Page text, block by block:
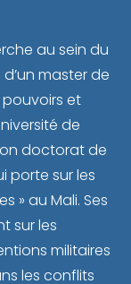
au sein du
d’un master de
et
de
doctorat de
porte sur les
» au Mali. Ses
sur les
militaires
les conflits